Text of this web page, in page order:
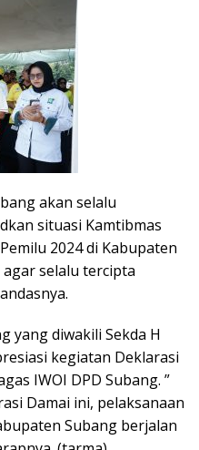
akan selalu
situasi Kamtibmas
2024 di Kabupaten
selalu tercipta
yang diwakili Sekda H
kegiatan Deklarasi
IWOI DPD Subang. ”
Damai ini, pelaksanaan
Subang berjalan